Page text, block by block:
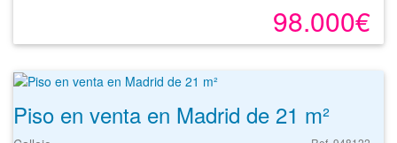
98.000€
Piso en venta en Madrid de 21 m²